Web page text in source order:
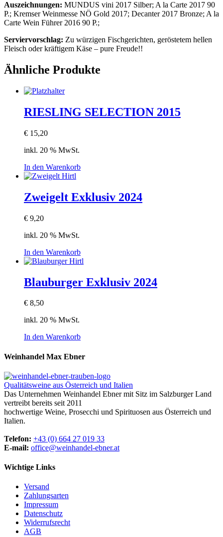
Auszeichnungen: MUNDUS vini 2017 Silber; A la Carte 2017 90
P.; Kremser Weinmesse NÖ Gold 2017; Decanter 2017 Bronze; A la
Carte Wein Führer 2016 90 P.;
Serviervorschlag: Zu würzigen Fischgerichten, geröstetem hellen
Fleisch oder kräftigem Käse – pure Freude!!
Ähnliche Produkte
RIESLING SELECTION 2015
€ 15,20
inkl. 20 % MwSt.
In den Warenkorb
Zweigelt Exklusiv 2024
€ 9,20
inkl. 20 % MwSt.
In den Warenkorb
Blauburger Exklusiv 2024
€ 8,50
inkl. 20 % MwSt.
In den Warenkorb
Weinhandel Max Ebner
Qualitätsweine aus Österreich und Italien
Das Unternehmen Weinhandel Ebner mit Sitz im Salzburger Land
vertreibt bereits seit 2011
hochwertige Weine, Prosecchi und Spirituosen aus Österreich und
Italien.
Telefon: +43 (0) 664 27 019 33
E-mail: office@weinhandel-ebner.at
Wichtige Links
Versand
Zahlungsarten
Impressum
Datenschutz
Widerrufsrecht
AGB